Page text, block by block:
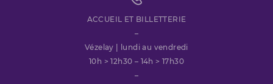
ACCUEIL ET BILLETTERIE
–
Vézelay | lundi au vendredi
10h > 12h30 – 14h > 17h30
–